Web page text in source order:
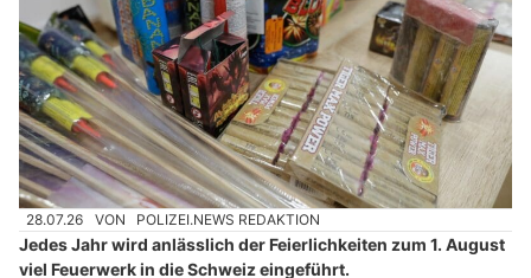
28.07.26 VON POLIZEI.NEWS REDAKTION
Jedes Jahr wird anlässlich der Feierlichkeiten zum 1. August
viel Feuerwerk in die Schweiz eingeführt.